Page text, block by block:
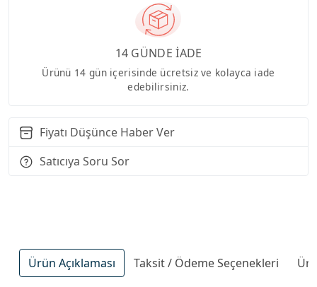
14 GÜNDE İADE
Ürünü 14 gün içerisinde ücretsiz ve kolayca iade
edebilirsiniz.
Fiyatı Düşünce Haber Ver
Satıcıya Soru Sor
Ürün Açıklaması Taksit / Ödeme Seçenekleri